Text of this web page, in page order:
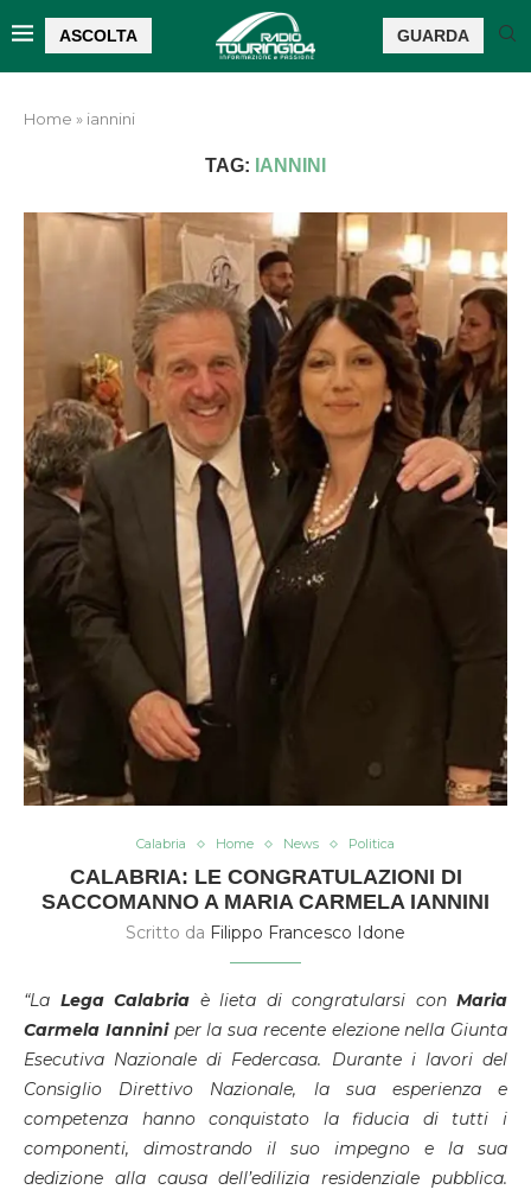
ASCOLTA GUARDA
Home » iannini
TAG: IANNINI
Calabria Home News Politica
CALABRIA: LE CONGRATULAZIONI DI
SACCOMANNO A MARIA CARMELA IANNINI
Scritto da Filippo Francesco Idone
“La Lega Calabria è lieta di congratularsi con Maria
Carmela Ianniniper la sua recente elezione nella Giunta
Esecutiva Nazionale di Federcasa. Durante i lavori del
Consiglio Direttivo Nazionale, la sua esperienza e
competenza hanno conquistato la fiducia di tutti i
componenti, dimostrando il suo impegno e la sua
dedizione alla causa dell’edilizia residenziale pubblica.